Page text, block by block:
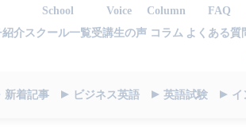
紹介
School
スクール一覧
Voice
受講生の声
Column
コラム
FAQ
よくある質
新着記事 ビジネス英語 英語試験 イ